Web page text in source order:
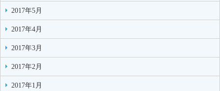
2017年5月
2017年4月
2017年3月
2017年2月
2017年1月